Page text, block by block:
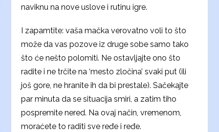
naviknu na nove uslove i rutinu igre.
I zapamtite: vaša mačka verovatno voli to što
može da vas pozove iz druge sobe samo tako
što će nešto polomiti. Ne ostavljajte ono što
radite i ne trčite na ‘mesto zločina’ svaki put (ili
još gore, ne hranite ih da bi prestale). Sačekajte
par minuta da se situacija smiri, a zatim tiho
pospremite nered. Na ovaj način, vremenom,
moraćete to raditi sve ređe i ređe.